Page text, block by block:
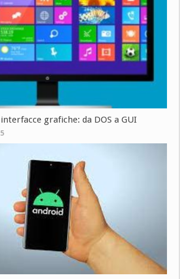
interfacce grafiche: da DOS a GUI